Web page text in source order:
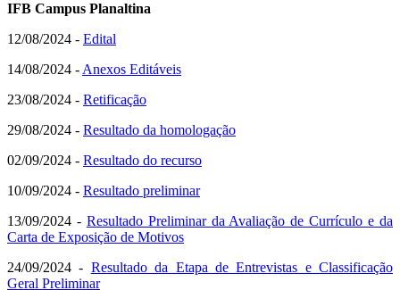
IFB Campus Planaltina
12/08/2024 - Edital
14/08/2024 - Anexos Editáveis
23/08/2024 - Retificação
29/08/2024 - Resultado da homologação
02/09/2024 - Resultado do recurso
10/09/2024 - Resultado preliminar
13/09/2024 - Resultado Preliminar da Avaliação de Currículo e da
Carta de Exposição de Motivos
24/09/2024 - Resultado da Etapa de Entrevistas e Classificação
Geral Preliminar